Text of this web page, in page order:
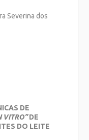
Severina dos
DE
VITRO”DE
DO LEITE